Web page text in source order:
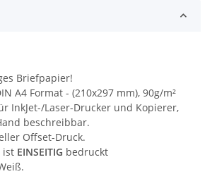
Briefpapier!
A4 Format - (210x297 mm), 90g/m²
InkJet-/Laser-Drucker und Kopierer,
beschreibbar.
Offset-Druck.
ist EINSEITIG bedruckt